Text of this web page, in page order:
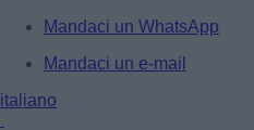
Mandaci un WhatsApp
Mandaci un e-mail
italiano